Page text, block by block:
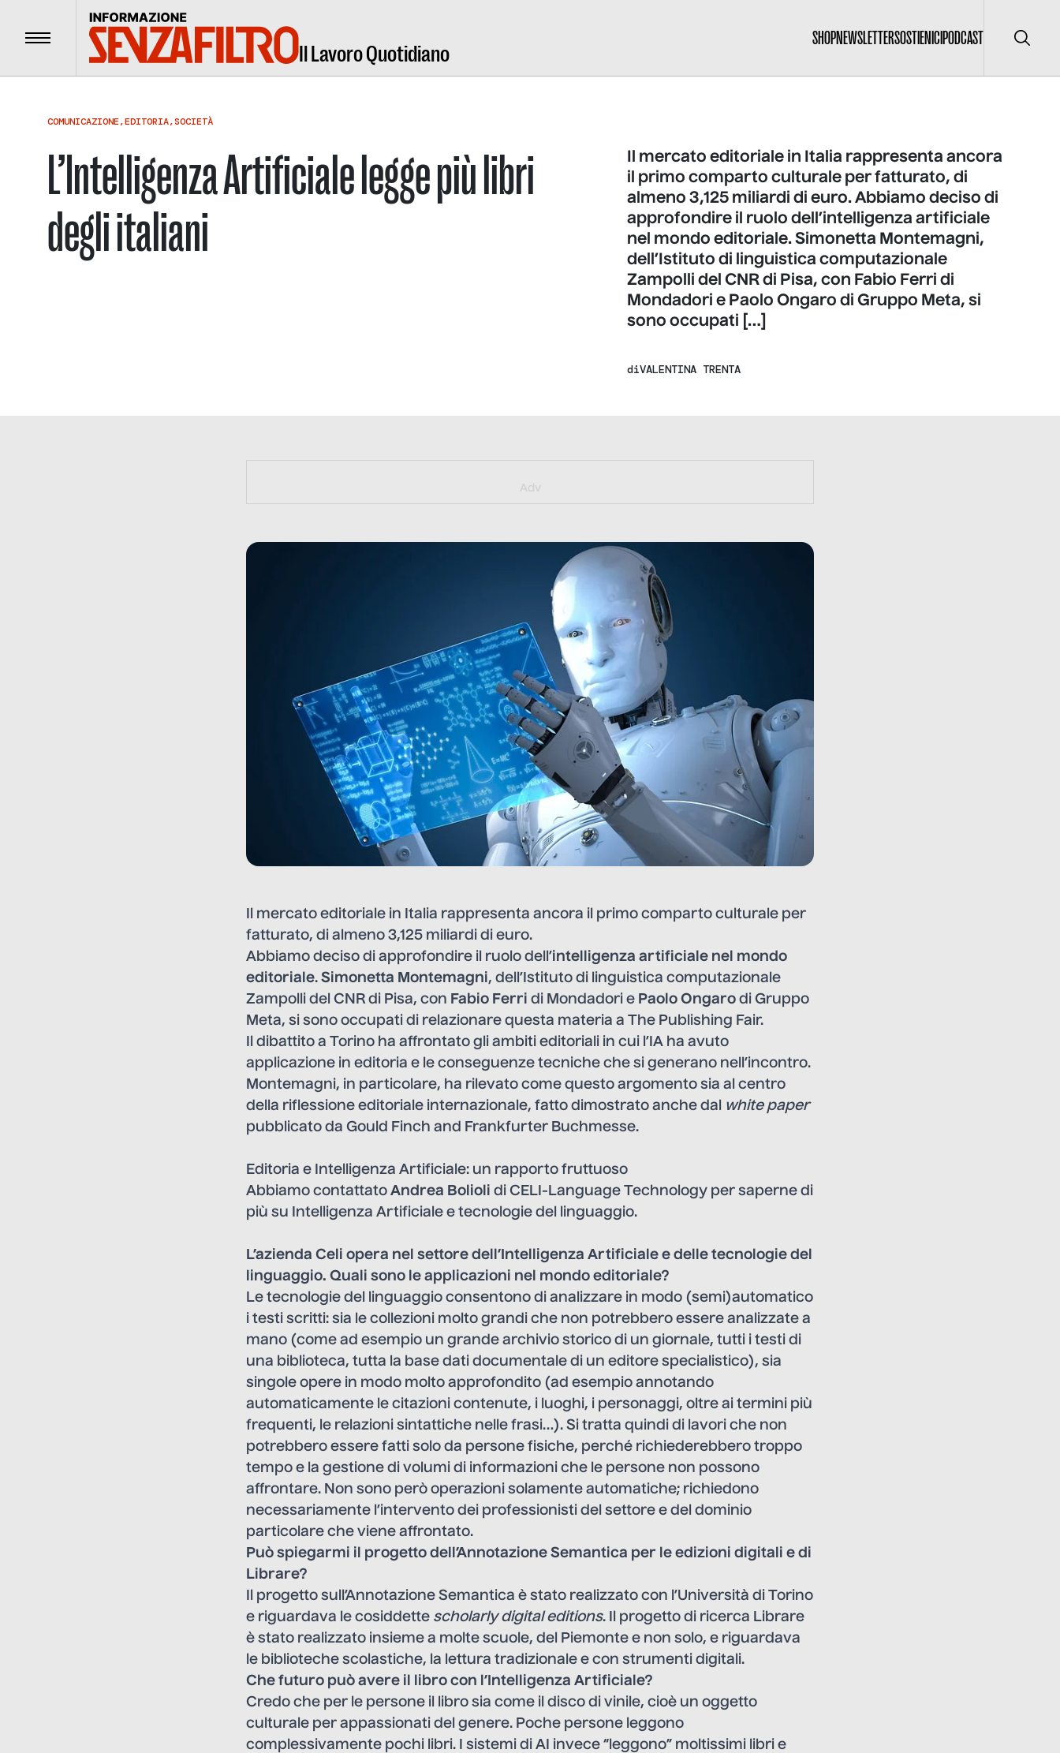
Menu Il Lavoro Quotidiano
SHOPNEWSLETTERSOSTIENICIPODCAST Cerca
COMUNICAZIONE,EDITORIA,SOCIETÀ
L’Intelligenza Artificiale legge più libri
degli italiani
Il mercato editoriale in Italia rappresenta ancora
il primo comparto culturale per fatturato, di
almeno 3,125 miliardi di euro. Abbiamo deciso di
approfondire il ruolo dell’intelligenza artificiale
nel mondo editoriale. Simonetta Montemagni,
dell’Istituto di linguistica computazionale
Zampolli del CNR di Pisa, con Fabio Ferri di
Mondadori e Paolo Ongaro di Gruppo Meta, si
sono occupati […]
diVALENTINA TRENTA
Adv
Il mercato editoriale in Italia rappresenta ancora il primo comparto culturale per
fatturato, di almeno 3,125 miliardi di euro.
Abbiamo deciso di approfondire il ruolo dell’intelligenza artificiale nel mondo
editoriale. Simonetta Montemagni, dell’Istituto di linguistica computazionale
Zampolli del CNR di Pisa, con Fabio Ferri di Mondadori e Paolo Ongaro di Gruppo
Meta, si sono occupati di relazionare questa materia a The Publishing Fair.
Il dibattito a Torino ha affrontato gli ambiti editoriali in cui l’IA ha avuto
applicazione in editoria e le conseguenze tecniche che si generano nell’incontro.
Montemagni, in particolare, ha rilevato come questo argomento sia al centro
della riflessione editoriale internazionale, fatto dimostrato anche dal
white paper
pubblicato da Gould Finch and Frankfurter Buchmesse.
Editoria e Intelligenza Artificiale: un rapporto fruttuoso
Abbiamo contattato Andrea Bolioli di CELI-Language Technology per saperne di
più su Intelligenza Artificiale e tecnologie del linguaggio.
L’azienda Celi opera nel settore dell’Intelligenza Artificiale e delle tecnologie del
linguaggio. Quali sono le applicazioni nel mondo editoriale?
Le tecnologie del linguaggio consentono di analizzare in modo (semi)automatico
i testi scritti: sia le collezioni molto grandi che non potrebbero essere analizzate a
mano (come ad esempio un grande archivio storico di un giornale, tutti i testi di
una biblioteca, tutta la base dati documentale di un editore specialistico), sia
singole opere in modo molto approfondito (ad esempio annotando
automaticamente le citazioni contenute, i luoghi, i personaggi, oltre ai termini più
frequenti, le relazioni sintattiche nelle frasi…). Si tratta quindi di lavori che non
potrebbero essere fatti solo da persone fisiche, perché richiederebbero troppo
tempo e la gestione di volumi di informazioni che le persone non possono
affrontare. Non sono però operazioni solamente automatiche; richiedono
necessariamente l’intervento dei professionisti del settore e del dominio
particolare che viene affrontato.
Può spiegarmi il progetto dell’Annotazione Semantica per le edizioni digitali e di
Librare?
Il progetto sull’Annotazione Semantica è stato realizzato con l’Università di Torino
e riguardava le cosiddette scholarly digital editions. Il progetto di ricerca Librare
è stato realizzato insieme a molte scuole, del Piemonte e non solo, e riguardava
le biblioteche scolastiche, la lettura tradizionale e con strumenti digitali.
Che futuro può avere il libro con l’Intelligenza Artificiale?
Credo che per le persone il libro sia come il disco di vinile, cioè un oggetto
culturale per appassionati del genere. Poche persone leggono
complessivamente pochi libri. I sistemi di AI invece “leggono” moltissimi libri e